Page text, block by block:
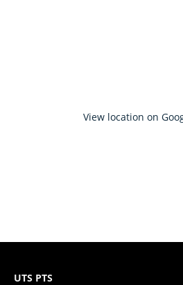
View location on
UTS PTS